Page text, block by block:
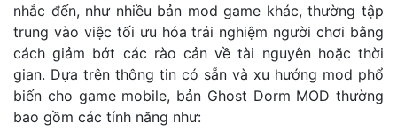
nhắc đến, như nhiều bản mod game khác, thường tập
trung vào việc tối ưu hóa trải nghiệm người chơi bằng
cách giảm bớt các rào cản về tài nguyên hoặc thời
gian. Dựa trên thông tin có sẵn và xu hướng mod phổ
biến cho game mobile, bản Ghost Dorm MOD thường
bao gồm các tính năng như: